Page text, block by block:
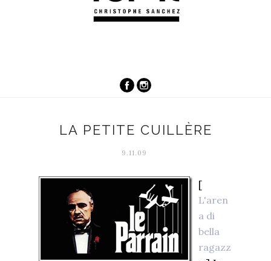
LA PETITE CUILLÈRE
9.11.09
[
L'aren
a di
bella
ragazz